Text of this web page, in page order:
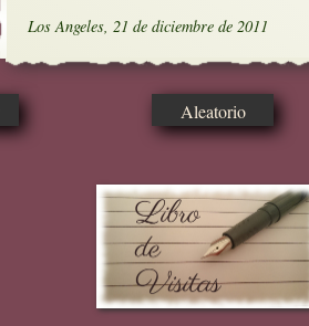
Los Angeles, 21 de diciembre de 2011
Aleatorio